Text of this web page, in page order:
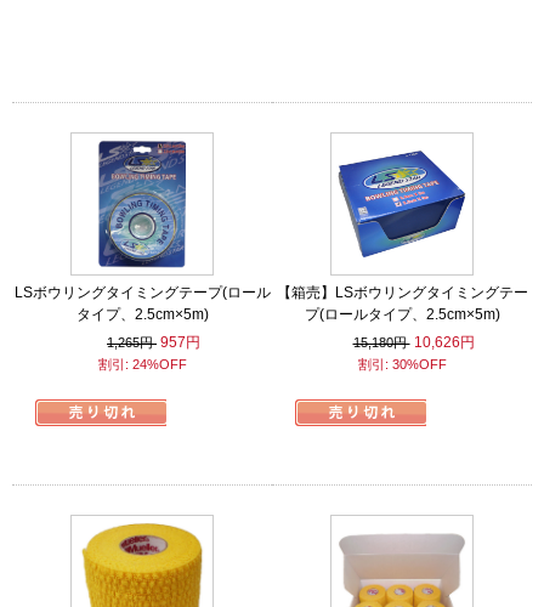
LSボウリングタイミングテープ(ロール
タイプ、2.5cm×5m)
1,265円 957円
割引: 24%OFF
【箱売】LSボウリングタイミングテー
プ(ロールタイプ、2.5cm×5m)
15,180円 10,626円
割引: 30%OFF